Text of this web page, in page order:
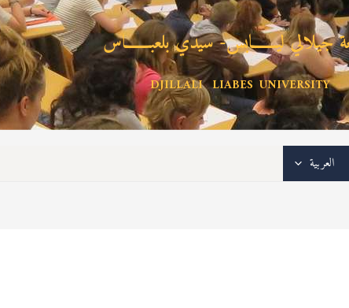
جيلالي ليـــــــابس- سيدي بلعبـــــــاس
DJILLALI LIABES UNIVERSITY
العربية